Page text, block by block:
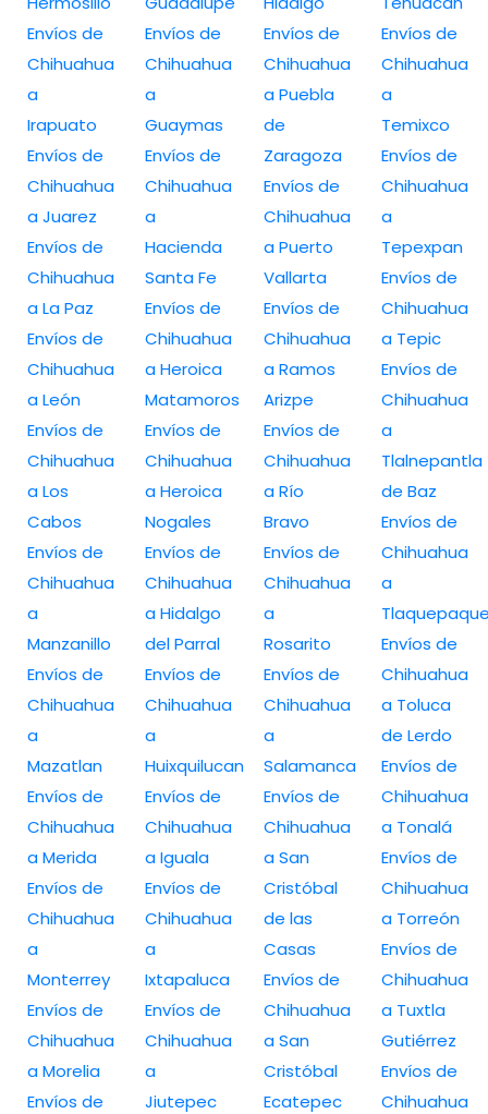
Envíos de
Chihuahua
a
Irapuato
Envíos de
Chihuahua
a Juarez
Envíos de
Chihuahua
a La Paz
Envíos de
Chihuahua
a León
Envíos de
Chihuahua
a Los
Cabos
Envíos de
Chihuahua
a
Manzanillo
Envíos de
Chihuahua
a
Mazatlan
Envíos de
Chihuahua
a Merida
Envíos de
Chihuahua
a
Monterrey
Envíos de
Chihuahua
a Morelia
Envíos de
Envíos de
Chihuahua
a
Guaymas
Envíos de
Chihuahua
a
Hacienda
Santa Fe
Envíos de
Chihuahua
a Heroica
Matamoros
Envíos de
Chihuahua
a Heroica
Nogales
Envíos de
Chihuahua
a Hidalgo
del Parral
Envíos de
Chihuahua
a
Huixquilucan
Envíos de
Chihuahua
a Iguala
Envíos de
Chihuahua
a
Ixtapaluca
Envíos de
Chihuahua
a
Jiutepec
Envíos de
Chihuahua
a Puebla
de
Zaragoza
Envíos de
Chihuahua
a Puerto
Vallarta
Envíos de
Chihuahua
a Ramos
Arizpe
Envíos de
Chihuahua
a Río
Bravo
Envíos de
Chihuahua
a
Rosarito
Envíos de
Chihuahua
a
Salamanca
Envíos de
Chihuahua
a San
Cristóbal
de las
Casas
Envíos de
Chihuahua
a San
Cristóbal
Ecatepec
Envíos de
Chihuahua
a
Temixco
Envíos de
Chihuahua
a
Tepexpan
Envíos de
Chihuahua
a Tepic
Envíos de
Chihuahua
a
Tlalnepantla
de Baz
Envíos de
Chihuahua
a
Envíos de
Chihuahua
a Toluca
de Lerdo
Envíos de
Chihuahua
a Tonalá
Envíos de
Chihuahua
a Torreón
Envíos de
Chihuahua
a Tuxtla
Gutiérrez
Envíos de
Chihuahua